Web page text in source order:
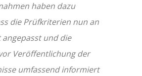
haben dazu
die Prüfkriterien nun an
angepasst und die
Veröffentlichung der
umfassend informiert